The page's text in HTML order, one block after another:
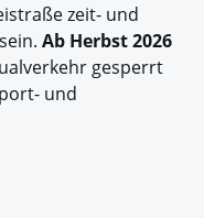
zeit- und
Ab Herbst 2026
gesperrt
und